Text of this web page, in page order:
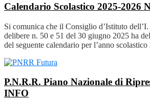
Calendario Scolastico 2025-2026
Si comunica che il Consiglio d’Istituto
delibere n. 50 e 51 del 30 giugno 2025 ha
del seguente calendario per l’anno
P.N.R.R. Piano Nazionale di
INFO